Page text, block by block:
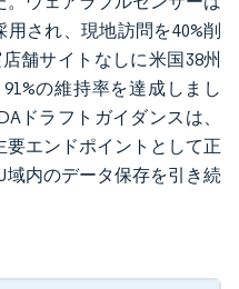
され、現地訪問を40%削
舗サイトなしに米国38州
の維持率を達成しまし
ドラフトガイダンスは、
エンドポイントとして正
域内のデータ保存を引き続